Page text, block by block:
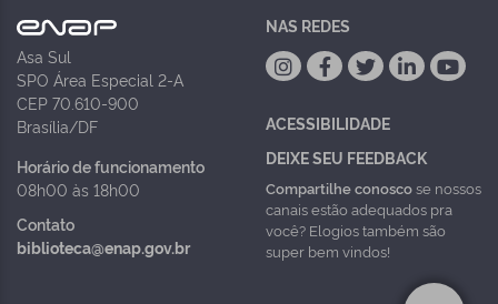
Asa Sul
SPO Área Especial 2-A
CEP 70.610-900
Brasília/DF
Horário de funcionamento
08h00 às 18h00
Contato
biblioteca@enap.gov.br
NAS REDES
ACESSIBILIDADE
DEIXE SEU FEEDBACK
Compartilhe conoscose nossos
canais estão adequados pra
você? Elogios também são
super bem vindos!